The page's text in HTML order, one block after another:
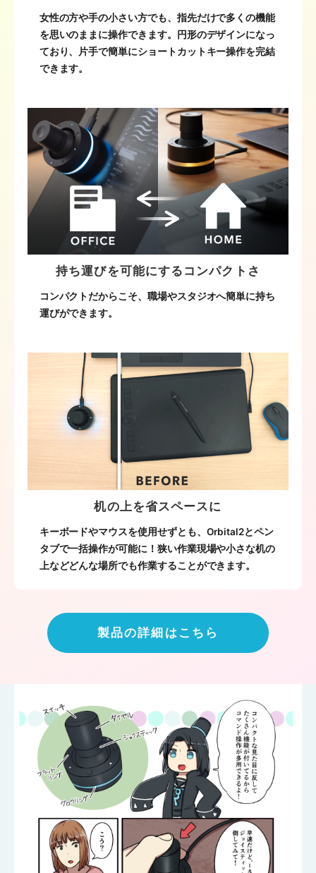
女性の方や手の小さい方でも、指先だけで多くの機能
を思いのままに操作できます。円形のデザインになっ
ており、片手で簡単にショートカットキー操作を完結
できます。
持ち運びを可能にするコンパクトさ
コンパクトだからこそ、職場やスタジオへ簡単に持ち
運びができます。
机の上を省スペースに
キーボードやマウスを使用せずとも、Orbital2とペン
タブで一括操作が可能に！狭い作業現場や小さな机の
上などどんな場所でも作業することができます。
製品の詳細はこちら